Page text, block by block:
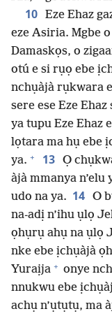
10 Eze Ehaz
eze Asiria. Mgbe
Damaskọs, o
otú e si rụọ ebe
nchụàjà rụkwara
sere ese Eze
ya tupu Eze Ehaz
lọtara ma hụ ebe
ya. + 13 Ọ
àjà mmanya
udo na ya. 14 O
na-adị n’ihu ụlọ
ọhụrụ ahụ na ụlọ
nke ebe ịchụàjà
Yuraịja + onye
nnukwu ebe
achụ n’ụtụtụ, ma